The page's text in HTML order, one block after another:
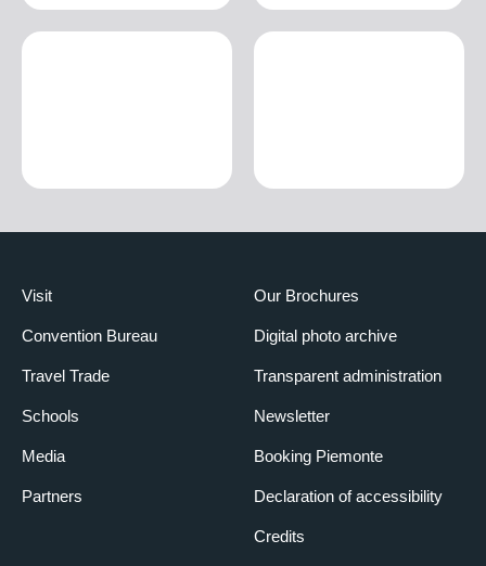
Visit
Convention Bureau
Travel Trade
Schools
Media
Partners
Our Brochures
Digital photo archive
Transparent administration
Newsletter
Booking Piemonte
Declaration of accessibility
Credits